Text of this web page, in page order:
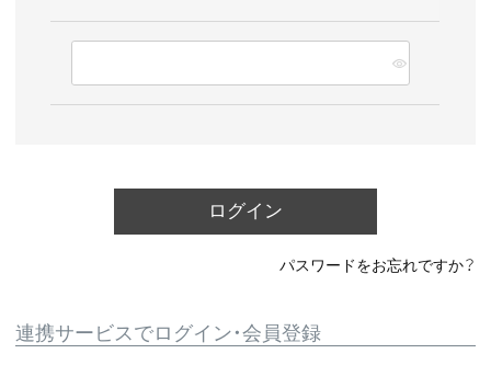
ログイン
パスワードをお忘れですか？
連携サービスでログイン・会員登録